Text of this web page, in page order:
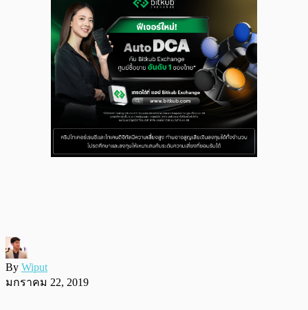
By Wiput
มกราคม 22, 2019